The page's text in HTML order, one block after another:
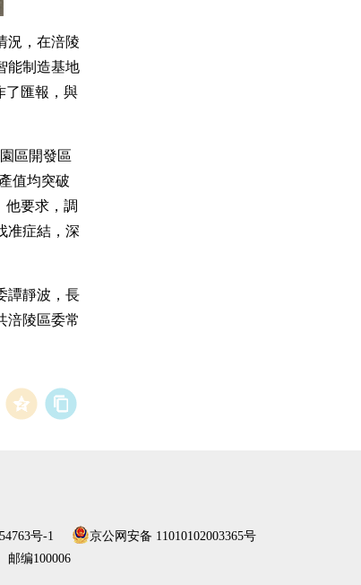
況，在涪陵
能制造基地
了匯報，與
區開發區
值均突破
他要求，調
准症結，深
譚靜波，長
涪陵區委常
号-1
京公网安备 11010102003365号
编100006